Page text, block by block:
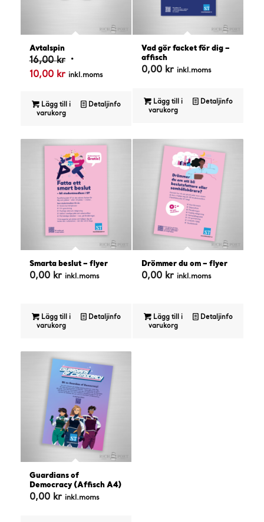
Avtalspin
16,00kr Det
ursprungliga
var:
10,00 krDet
priset
är:
inkl.moms
Lägg till i
varukorg
Detaljinfo
Vad gör facket för dig –
affisch
0,00 kr inkl.moms
Lägg till i
varukorg
Detaljinfo
Smarta beslut – flyer
0,00 kr inkl.moms
Lägg till i
varukorg
Detaljinfo
Drömmer du om – flyer
0,00 kr inkl.moms
Lägg till i
varukorg
Detaljinfo
Guardians of
Democracy (Affisch A4)
0,00 kr inkl.moms